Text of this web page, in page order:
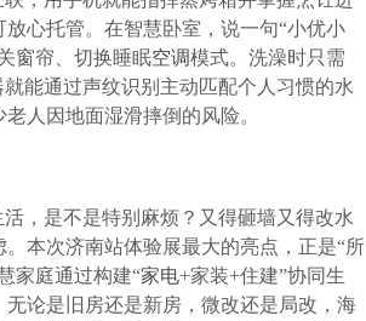
心托管。在智慧卧室，说一句“小优小
窗帘、切换睡眠空调模式。洗澡时只需
能通过声纹识别主动匹配个人习惯的水
人因地面湿滑摔倒的风险。
，是不是特别麻烦？又得砸墙又得改水
本次济南站体验展最大的亮点，正是“所
家庭通过构建“家电+家装+住建”协同生
论是旧房还是新房，微改还是局改，海